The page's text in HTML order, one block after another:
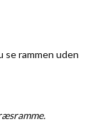
se rammen uden